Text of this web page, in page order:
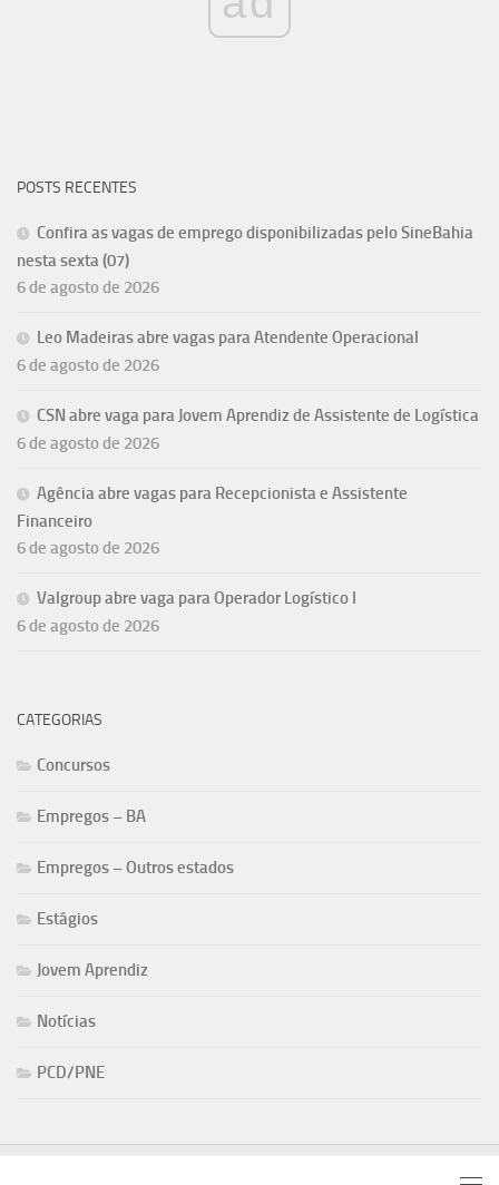
POSTS RECENTES
Confira as vagas de emprego disponibilizadas pelo SineBahia
nesta sexta (07)
6 de agosto de 2026
Leo Madeiras abre vagas para Atendente Operacional
6 de agosto de 2026
CSN abre vaga para Jovem Aprendiz de Assistente de Logística
6 de agosto de 2026
Agência abre vagas para Recepcionista e Assistente
Financeiro
6 de agosto de 2026
Valgroup abre vaga para Operador Logístico I
6 de agosto de 2026
CATEGORIAS
Concursos
Empregos – BA
Empregos – Outros estados
Estágios
Jovem Aprendiz
Notícias
PCD/PNE